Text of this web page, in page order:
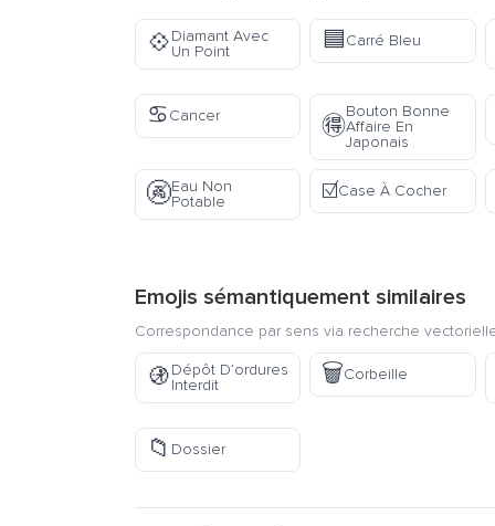
💠Diamant Avec
Un Point
🟦Carré Bleu
♋Cancer 🉐
Bouton Bonne
Affaire En
Japonais
🚱Eau Non
Potable
☑️Case À Cocher
Emojis sémantiquement similaires
Correspondance par sens via recherche
🚯Dépôt D’ordures
Interdit
🗑️Corbeille
📁 Dossier